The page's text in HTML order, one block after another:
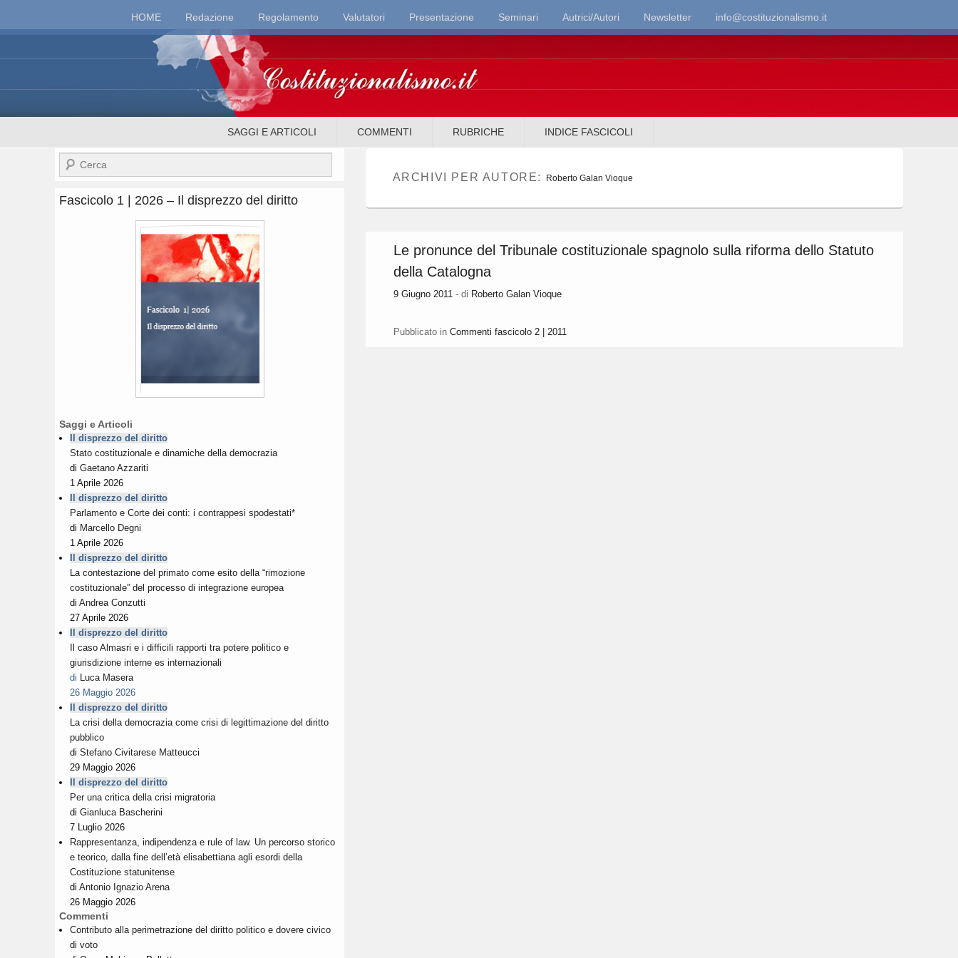
HOME Redazione Regolamento Valutatori Presentazione Seminari Autrici/Autori Newsletter info@costituzionalismo.it
Costituzionalismo.it
SAGGI E ARTICOLI COMMENTI RUBRICHE INDICE FASCICOLI
ARCHIVI PER AUTORE: Roberto Galan Vioque
Le pronunce del Tribunale costituzionale spagnolo sulla riforma dello Statuto
della Catalogna
9 Giugno 2011 - di Roberto Galan Vioque
Pubblicato in Commenti fascicolo 2 | 2011
Cerca
Fascicolo 1 | 2026 – Il disprezzo del diritto
Saggi e Articoli
Il disprezzo del diritto
Stato costituzionale e dinamiche della democrazia
di Gaetano Azzariti
1 Aprile 2026
Il disprezzo del diritto
Parlamento e Corte dei conti: i contrappesi spodestati*
di Marcello Degni
1 Aprile 2026
Il disprezzo del diritto
La contestazione del primato come esito della “rimozione
costituzionale” del processo di integrazione europea
di Andrea Conzutti
27 Aprile 2026
Il disprezzo del diritto
Il caso Almasri e i difficili rapporti tra potere politico e
giurisdizione interne es internazionali
di Luca Masera
26 Maggio 2026
Il disprezzo del diritto
La crisi della democrazia come crisi di legittimazione del diritto
pubblico
di Stefano Civitarese Matteucci
29 Maggio 2026
Il disprezzo del diritto
Per una critica della crisi migratoria
di Gianluca Bascherini
7 Luglio 2026
Rappresentanza, indipendenza e rule of law. Un percorso storico
e teorico, dalla fine dell’età elisabettiana agli esordi della
Costituzione statunitense
di Antonio Ignazio Arena
26 Maggio 2026
Commenti
Contributo alla perimetrazione del diritto politico e dovere civico
di voto